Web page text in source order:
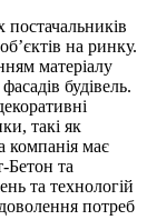
на ринку.
матеріалу
будівель.
такі як
компанія має
Бетон та
та технологій
потреб